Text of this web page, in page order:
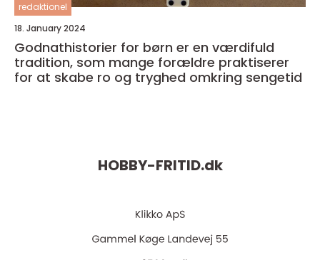
redaktionel
18. January 2024
Godnathistorier for børn er en værdifuld
tradition, som mange forældre praktiserer
for at skabe ro og tryghed omkring sengetid
HOBBY-FRITID.dk